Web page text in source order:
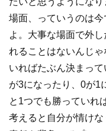
場面、っていうのは
よ。大事な場面で外
れることはないんじ
いればたぶん決まっ
が3になったり、0が1
と1つでも勝っていれ
考えると自分が情け